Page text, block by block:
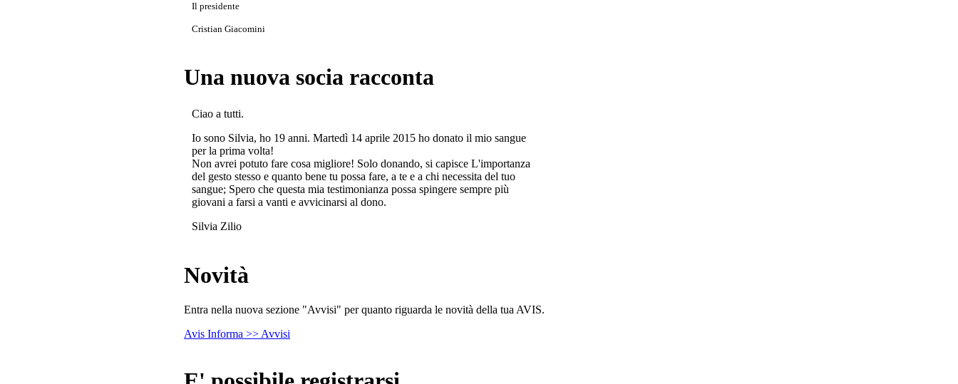
Il presidente
Cristian Giacomini
Una nuova socia racconta
Ciao a tutti.
Io sono Silvia, ho 19 anni. Martedì 14 aprile 2015 ho donato il mio sangue
per la prima volta!
Non avrei potuto fare cosa migliore! Solo donando, si capisce L'importanza
del gesto stesso e quanto bene tu possa fare, a te e a chi necessita del tuo
sangue; Spero che questa mia testimonianza possa spingere sempre più
giovani a farsi a vanti e avvicinarsi al dono.
Silvia Zilio
Novità
Entra nella nuova sezione "Avvisi" per quanto riguarda le novità della tua AVIS.
Avis Informa >> Avvisi